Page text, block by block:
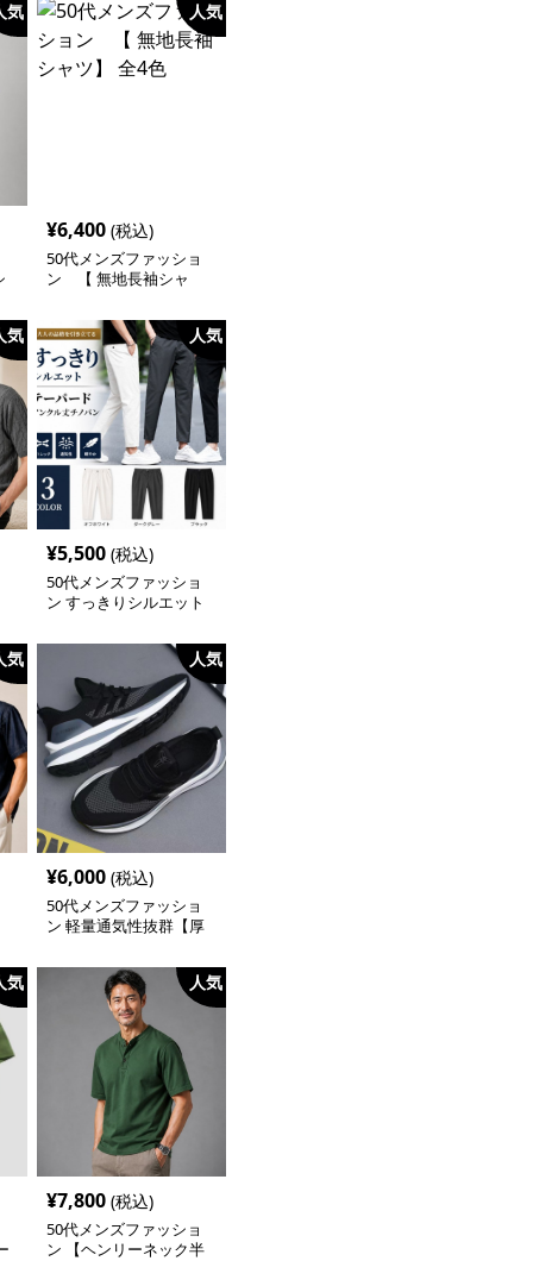
気 人気
¥6,400 (税込)
50代メンズファッショ
ン 【 無地長袖シャ
気 人気
¥5,500 (税込)
50代メンズファッショ
ン すっきりシルエット
チノパン】綿素材
気 人気
¥6,000 (税込)
50代メンズファッショ
ン 軽量通気性抜群【厚
気 人気
¥7,800 (税込)
50代メンズファッショ
ン 【ヘンリーネック半